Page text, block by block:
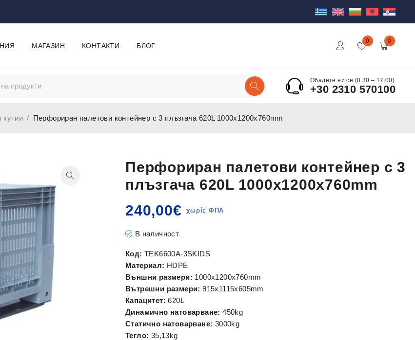
МАГАЗИН КОНТАКТИ БЛОГ
0 0
Обадете ни се (8:30 – 17:00)
+30 2310 570100
кутии / Перфориран палетови контейнер с 3 плъзгача 620L 1000x1200x760mm
Перфориран палетови контейнер с 3
плъзгача 620L 1000x1200x760mm
240,00€
В наличност
Код: TEK6600A-3SKIDS
Материал: HDPE
Външни размери: 1000x1200x760mm
Вътрешни размери: 915x1115x605mm
Капацитет: 620L
Динамично натоварване: 450kg
Статично натоварване: 3000kg
Тегло: 35,13kg